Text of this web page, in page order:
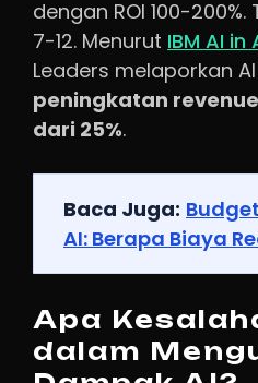
dengan ROI 100-
7-12. Menurut IBM AI
Leaders melaporkan
peningkatan
dari 25%.
Baca Juga:
AI: Berapa Biaya
Apa
dalam